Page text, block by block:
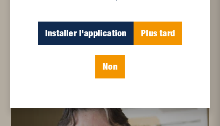
Une réforme à contre-
Installer l'application Plus tard
Non